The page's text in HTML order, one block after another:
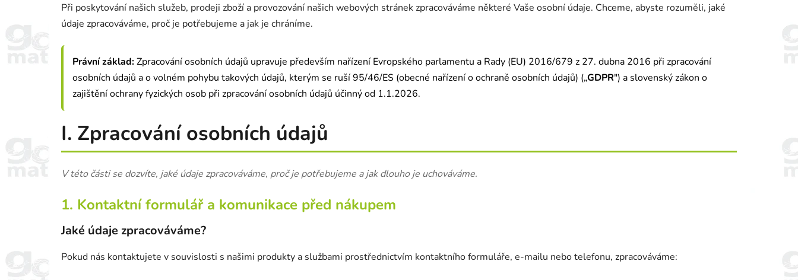
Při poskytování našich služeb, prodeji zboží a provozování našich webových stránek zpracováváme některé Vaše osobní údaje. Chceme, abyste rozuměli, jaké
údaje zpracováváme, proč je potřebujeme a jak je chráníme.
Právní základ:Zpracování osobních údajů upravuje především nařízení Evropského parlamentu a Rady (EU) 2016/679 z 27. dubna 2016 při zpracování
osobních údajů a o volném pohybu takových údajů, kterým se ruší 95/46/ES (obecné nařízení o ochraně osobních údajů) („GDPR") a slovenský zákon o
zajištění ochrany fyzických osob při zpracování osobních údajů účinný od 1.1.2026.
I. Zpracování osobních údajů
V této části se dozvíte, jaké údaje zpracováváme, proč je potřebujeme a jak dlouho je uchováváme.
1. Kontaktní formulář a komunikace před nákupem
Jaké údaje zpracováváme?
Pokud nás kontaktujete v souvislosti s našimi produkty a službami prostřednictvím kontaktního formuláře, e-mailu nebo telefonu, zpracováváme: